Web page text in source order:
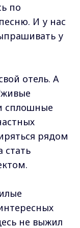
по
И у нас
у
отель. А
сплошные
рядом
не выжил